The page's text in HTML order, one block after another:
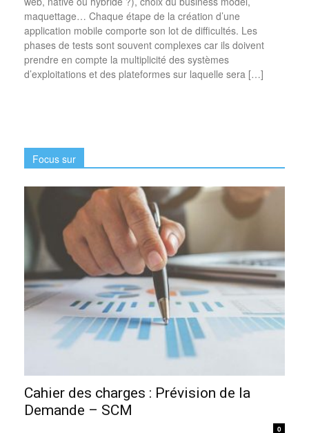
maquettage… Chaque étape de la création d’une
application mobile comporte son lot de difficultés. Les
phases de tests sont souvent complexes car ils doivent
prendre en compte la multiplicité des systèmes
d’exploitations et des plateformes sur laquelle sera […]
Focus sur
Cahier des charges : Prévision de la
Demande – SCM
0